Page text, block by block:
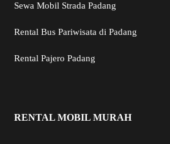
Sewa Mobil Strada Padang
Rental Bus Pariwisata di Padang
Rental Pajero Padang
RENTAL MOBIL MURAH